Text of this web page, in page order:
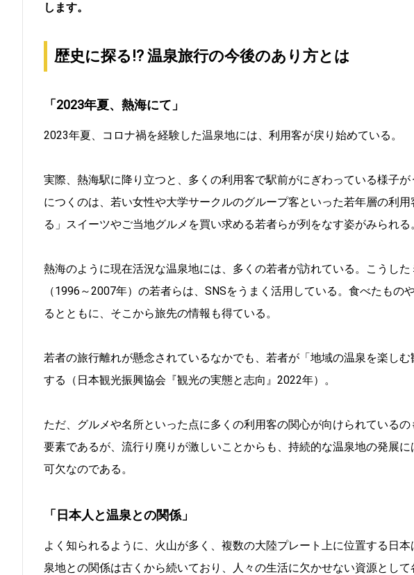
します。
歴史に探る!? 温泉旅行の今後のあり方とは
「2023年夏、熱海にて」
2023年夏、コロナ禍を経験した温泉地には、利用客が戻り始めている。
実際、熱海駅に降り立つと、多くの利用客で駅前がにぎわっている様子
につくのは、若い女性や大学サークルのグループ客といった若年層の利
る」スイーツやご当地グルメを買い求める若者らが列をなす姿がみられる
熱海のように現在活況な温泉地には、多くの若者が訪れている。こうし
（1996～2007年）の若者らは、SNSをうまく活用している。食べたも
るとともに、そこから旅先の情報も得ている。
若者の旅行離れが懸念されているなかでも、若者が「地域の温泉を楽し
する（日本観光振興協会『観光の実態と志向』2022年）。
ただ、グルメや名所といった点に多くの利用客の関心が向けられている
要素であるが、流行り廃りが激しいことからも、持続的な温泉地の発展
可欠なのである。
「日本人と温泉との関係」
よく知られるように、火山が多く、複数の大陸プレート上に位置する日
泉地との関係は古くから続いており、人々の生活に欠かせない資源として